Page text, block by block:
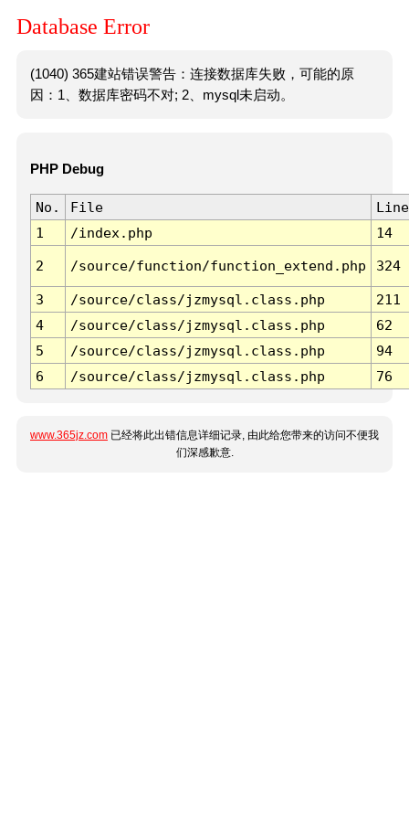
Database Error
(1040) 365建站错误警告：连接数据库失败，可能的原
因：1、数据库密码不对; 2、mysql未启动。
PHP Debug
No. File
Line
1
/index.php 14
2 /source/function/function_extend.php 324
3 /source/class/jzmysql.class.php
211
4
/source/class/jzmysql.class.php
62
5
/source/class/jzmysql.class.php
94
6
/source/class/jzmysql.class.php 76
www.365jz.com 已经将此出错信息详细记录, 由此给您带来的访问不便我
们深感歉意.